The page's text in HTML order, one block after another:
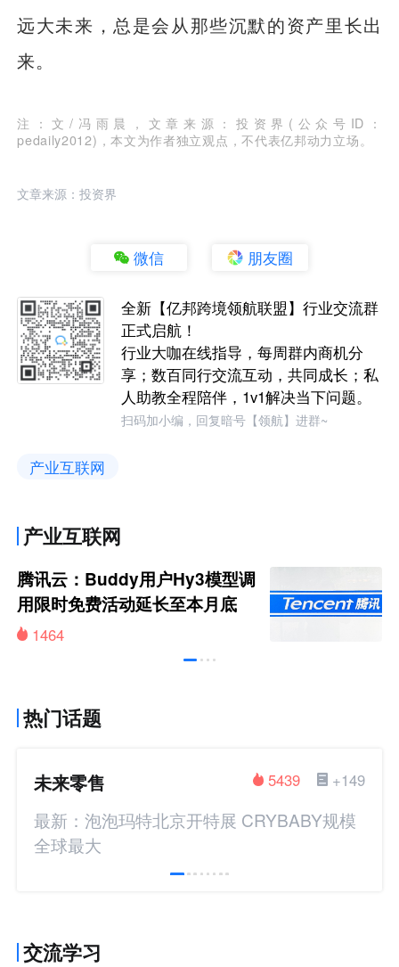
远大未来，总是会从那些沉默的资产里长出
来。
注：文/冯雨晨，文章来源：投资界(公众号ID：
pedaily2012)，本文为作者独立观点，不代表亿邦动力立场。
文章来源：投资界
微信 朋友圈
全新【亿邦跨境领航联盟】行业交流群
正式启航！
行业大咖在线指导，每周群内商机分
享；数百同行交流互动，共同成长；私
人助教全程陪伴，1v1解决当下问题。
扫码加小编，回复暗号【领航】进群~
产业互联网
产业互联网
腾讯云：Buddy用户Hy3模型调
用限时免费活动延长至本月底
1464
热门话题
未来零售 +149
5439
最新：泡泡玛特北京开特展 CRYBABY规模
全球最大
交流学习